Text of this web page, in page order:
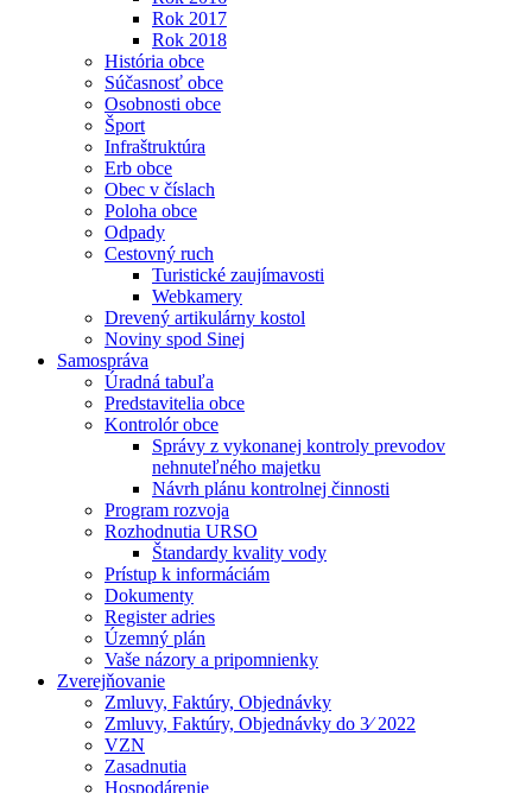
Rok 2017
Rok 2018
História obce
Súčasnosť obce
Osobnosti obce
Šport
Infraštruktúra
Erb obce
Obec v číslach
Poloha obce
Odpady
Cestovný ruch
Turistické zaujímavosti
Webkamery
Drevený artikulárny kostol
Noviny spod Sinej
Samospráva
Úradná tabuľa
Predstavitelia obce
Kontrolór obce
Správy z vykonanej kontroly prevodov
nehnuteľného majetku
Návrh plánu kontrolnej činnosti
Program rozvoja
Rozhodnutia URSO
Štandardy kvality vody
Prístup k informáciám
Dokumenty
Register adries
Územný plán
Vaše názory a pripomnienky
Zverejňovanie
Zmluvy, Faktúry, Objednávky
Zmluvy, Faktúry, Objednávky do 3⁄ 2022
VZN
Zasadnutia
Hospodárenie